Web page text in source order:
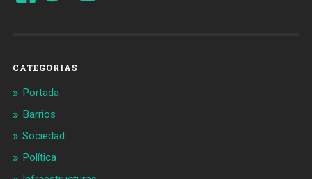
CATEGORIAS
Portada
Barrios
Sociedad
Política